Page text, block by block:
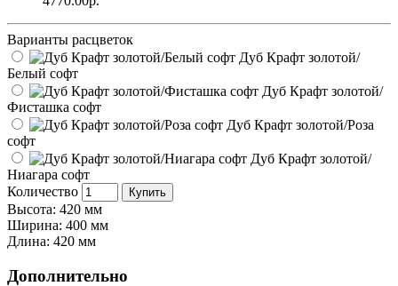
Варианты расцветок
Дуб Крафт золотой/
Белый софт
Дуб Крафт золотой/
Фисташка софт
Дуб Крафт золотой/Роза
софт
Дуб Крафт золотой/
Ниагара софт
Количество
Купить
Высота: 420 мм
Ширина: 400 мм
Длина: 420 мм
Дополнительно